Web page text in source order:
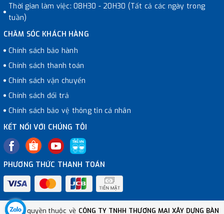
Thời gian làm việc: 08H30 - 20H30 (Tất cả các ngày trong
tuần)
CHĂM SÓC KHÁCH HÀNG
Chính sách bảo hành
Chính sách thanh toán
Chính sách vận chuyển
Chính sách đổi trả
Chính sách bảo vệ thông tin cá nhân
KẾT NỐI VỚI CHÚNG TÔI
PHƯƠNG THỨC THANH TOÁN
© Bản quyền thuộc về CÔNG TY TNHH THƯƠNG MẠI XÂY DỰNG BÀN